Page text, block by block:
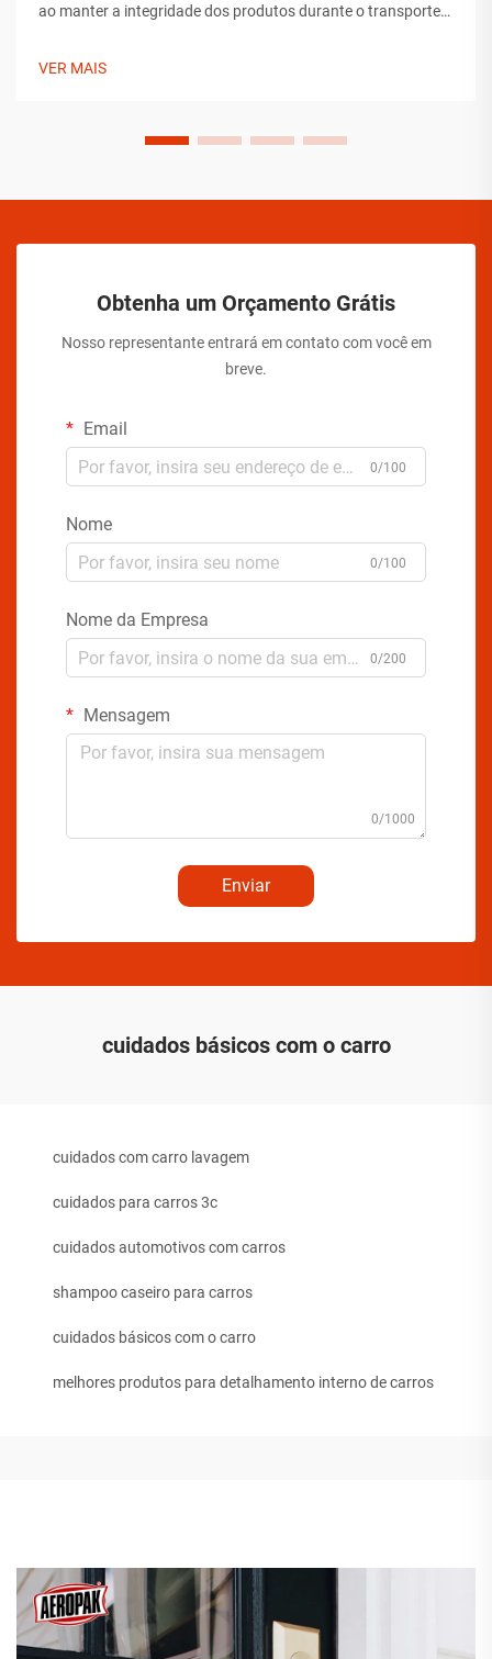
ao manter a integridade dos produtos durante o transporte.
VER MAIS
Obtenha um Orçamento Grátis
Nosso representante entrará em contato com você em
breve.
Email
0/100
Nome
0/100
Nome da Empresa
0/200
Mensagem
0/1000
Enviar
cuidados básicos com o carro
cuidados com carro lavagem
cuidados para carros 3c
cuidados automotivos com carros
shampoo caseiro para carros
cuidados básicos com o carro
melhores produtos para detalhamento interno de carros